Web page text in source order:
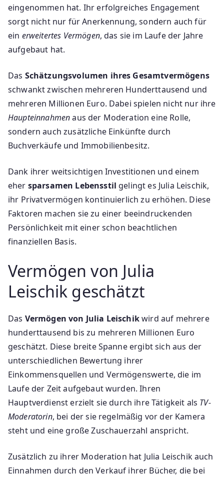
eingenommen hat. Ihr erfolgreiches Engagement
sorgt nicht nur für Anerkennung, sondern auch für
ein erweitertes Vermögen, das sie im Laufe der Jahre
aufgebaut hat.
Das Schätzungsvolumen ihres Gesamtvermögens
schwankt zwischen mehreren Hunderttausend und
mehreren Millionen Euro. Dabei spielen nicht nur ihre
Haupteinnahmenaus der Moderation eine Rolle,
sondern auch zusätzliche Einkünfte durch
Buchverkäufe und Immobilienbesitz.
Dank ihrer weitsichtigen Investitionen und einem
eher sparsamen Lebensstil gelingt es Julia Leischik,
ihr Privatvermögen kontinuierlich zu erhöhen. Diese
Faktoren machen sie zu einer beeindruckenden
Persönlichkeit mit einer schon beachtlichen
finanziellen Basis.
Vermögen von Julia
Leischik geschätzt
Das Vermögen von Julia Leischikwird auf mehrere
hunderttausend bis zu mehreren Millionen Euro
geschätzt. Diese breite Spanne ergibt sich aus der
unterschiedlichen Bewertung ihrer
Einkommensquellen und Vermögenswerte, die im
Laufe der Zeit aufgebaut wurden. Ihren
Hauptverdienst erzielt sie durch ihre Tätigkeit als TV-
Moderatorin, bei der sie regelmäßig vor der Kamera
steht und eine große Zuschauerzahl anspricht.
Zusätzlich zu ihrer Moderation hat Julia Leischik auch
Einnahmen durch den Verkauf ihrer Bücher, die bei